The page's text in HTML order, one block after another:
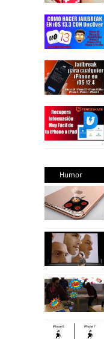
Humor